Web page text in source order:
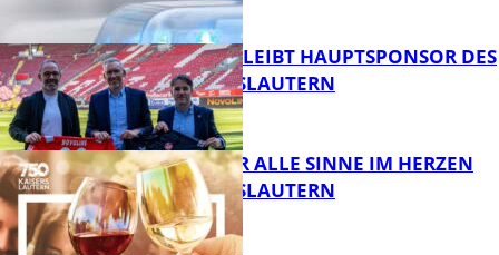
FB News
FB News
NOVOLINE BLEIBT HAUPTSPONSOR DES
1. FC KAISERSLAUTERN
GENÜSSE FÜR ALLE SINNE IM HERZEN
VON KAISERSLAUTERN